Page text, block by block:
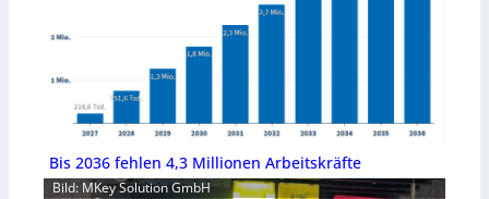
Bis 2036 fehlen 4,3 Millionen Arbeitskräfte
Bild: MKey Solution GmbH